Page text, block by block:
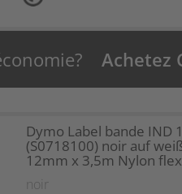
Achetez
Dymo Label bande IND
(S0718100) noir auf
12mm x 3,5m Nylon
noir